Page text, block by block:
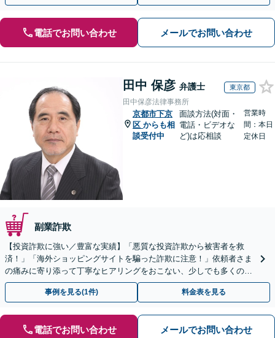
電話でお問い合わせ メールでお問い合わせ
田中 保彦 弁護士 東京都
田中保彦法律事務所
京都市下京
区 からも相
談受付中
面談方法(対面・
電話・ビデオな
ど)は応相談
営業時
間：本日
定休日
副業詐欺
【投資詐欺に強い／豊富な実績】「悪質な投資詐欺から被害者を救
済！」「海外ショッピングサイトを騙った詐欺に注意！」依頼者さま
の痛みに寄り添って丁寧なヒアリングをおこない、少しでも多くの返
金が得られるよう尽力します！
事例を見る(1件) 料金表を見る
電話でお問い合わせ メールでお問い合わせ